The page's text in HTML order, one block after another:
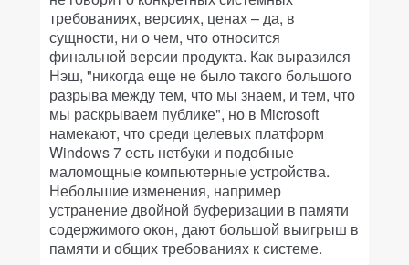
требованиях, версиях, ценах – да, в
сущности, ни о чем, что относится
финальной версии продукта. Как выразился
Нэш, "никогда еще не было такого большого
разрыва между тем, что мы знаем, и тем, что
мы раскрываем публике", но в Microsoft
намекают, что среди целевых платформ
Windows 7 есть нетбуки и подобные
маломощные компьютерные устройства.
Небольшие изменения, например
устранение двойной буферизации в памяти
содержимого окон, дают большой выигрыш в
памяти и общих требованиях к системе.